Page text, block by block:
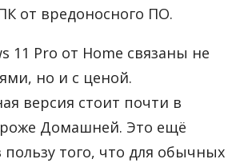
от вредоносного ПО.
11 Pro от Home связаны не
но и с ценой.
версия стоит почти в
Домашней. Это ещё
того, что для обычных